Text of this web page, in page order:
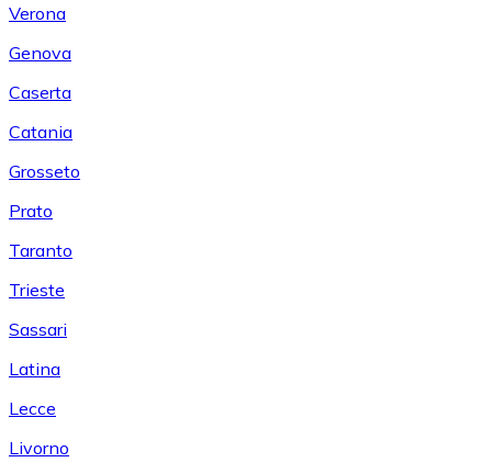
Verona
Genova
Caserta
Catania
Grosseto
Prato
Taranto
Trieste
Sassari
Latina
Lecce
Livorno